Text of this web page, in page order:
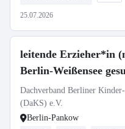
25.07.2026
leitende Erzieher*in
Berlin-Weißensee
Dachverband Berliner
(DaKS) e.V.
Berlin-Pankow